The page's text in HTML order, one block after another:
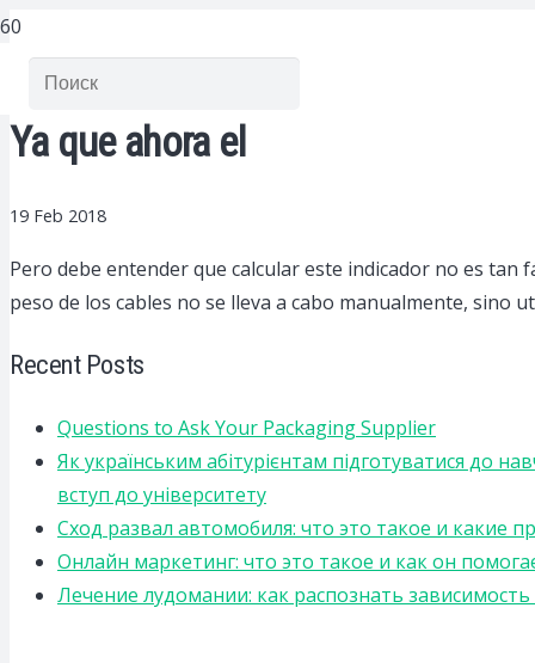
Ya que ahora el
19 Feb 2018
Pero debe entender que calcular este indicador no es tan
peso de los cables no se lleva a cabo manualmente, sino
Recent Posts
Questions to Ask Your Packaging Supplier
Як українським абітурієнтам підготуватися до
вступ до університету
Сход развал автомобиля: что это такое и какие
Онлайн маркетинг: что это такое и как он
Лечение лудомании: как распознать